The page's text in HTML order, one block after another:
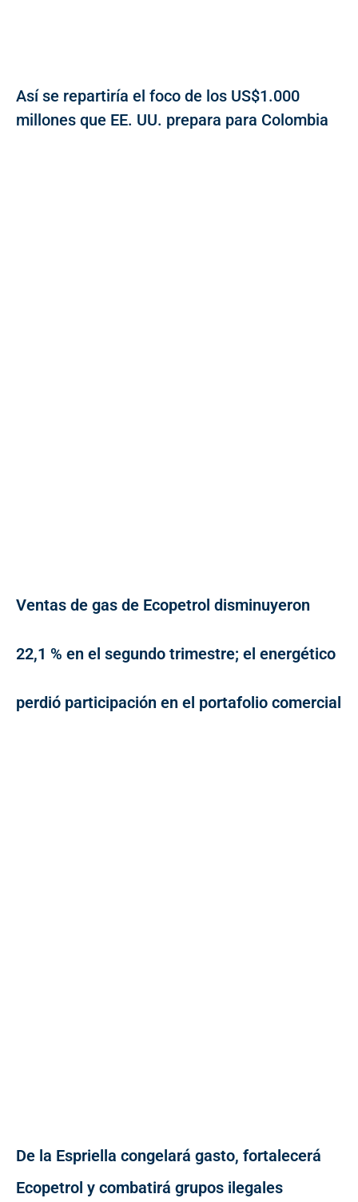
Así se repartiría el foco de los US$1.000
millones que EE. UU. prepara para Colombia
Ventas de gas de Ecopetrol disminuyeron
22,1 % en el segundo trimestre; el energético
perdió participación en el portafolio comercial
De la Espriella congelará gasto, fortalecerá
Ecopetrol y combatirá grupos ilegales